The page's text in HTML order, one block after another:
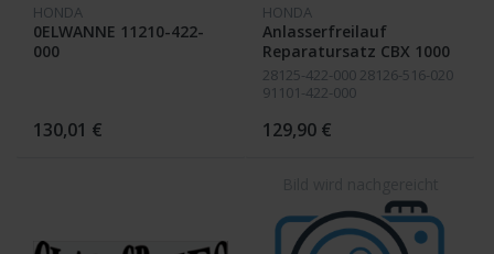
HONDA
0ELWANNE 11210-422-
000
130,01 €
HONDA
Anlasserfreilauf
Reparatursatz CBX 1000
orginal
28125-422-000 28126-516-020
91101-422-000
129,90 €